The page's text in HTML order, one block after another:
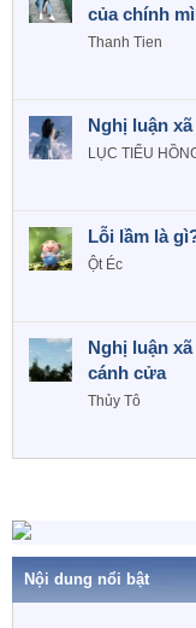
của chính
Thanh Tien
Nghị luận
LỤC TIỂU
Lỗi lầm là
Ột Éc
Nghị luận
cánh cửa
Thủy Tô
Nội dung nổi bật